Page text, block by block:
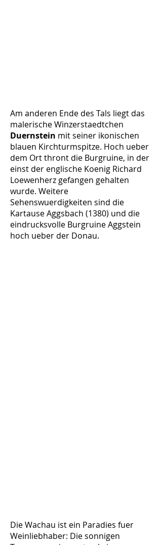
Am anderen Ende des Tals liegt das
malerische Winzerstaedtchen
Duernstein mit seiner ikonischen
blauen Kirchturmspitze. Hoch ueber
dem Ort thront die Burgruine, in der
einst der englische Koenig Richard
Loewenherz gefangen gehalten
wurde. Weitere
Sehenswuerdigkeiten sind die
Kartause Aggsbach (1380) und die
eindrucksvolle Burgruine Aggstein
hoch ueber der Donau.
Die Wachau ist ein Paradies fuer
Weinliebhaber: Die sonnigen